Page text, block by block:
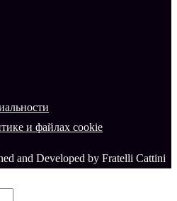
и файлах cookie
and Developed by Fratelli Cattini